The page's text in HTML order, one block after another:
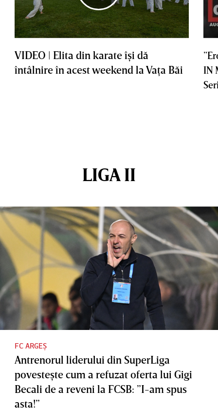
VIDEO | Elita din karate îşi dă
întâlnire în acest weekend la Vaţa Băi
IN
LIGA II
FC ARGEȘ
Antrenorul liderului din SuperLiga
povesteşte cum a refuzat oferta lui Gigi
Becali de a reveni la FCSB: ”I-am spus
asta!”